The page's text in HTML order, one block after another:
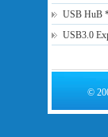
USB
USB3.0
©